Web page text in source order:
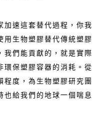
加速這套替代過程，你我
用生物塑膠替代傳統塑膠
我們能貢獻的，就是實際
環保塑膠容器的消耗。從
程度，為生物塑膠研究團
也給我們的地球一個喘息